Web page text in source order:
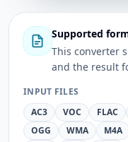
Supported
This converter
and the result
INPUT FILES
AC3
VOC FLAC
OGG
WMA M4A